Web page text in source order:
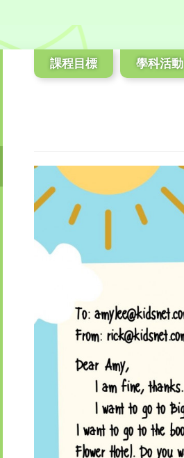
課程目標 學科活動